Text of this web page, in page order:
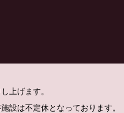
上げます。
設は不定休となっております。